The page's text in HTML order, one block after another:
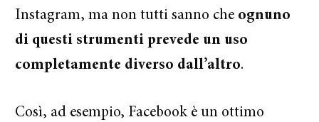
Instagram, ma non tutti sanno che ognuno
di questi strumenti prevede un uso
completamente diverso dall’altro.
Così, ad esempio, Facebook è un ottimo